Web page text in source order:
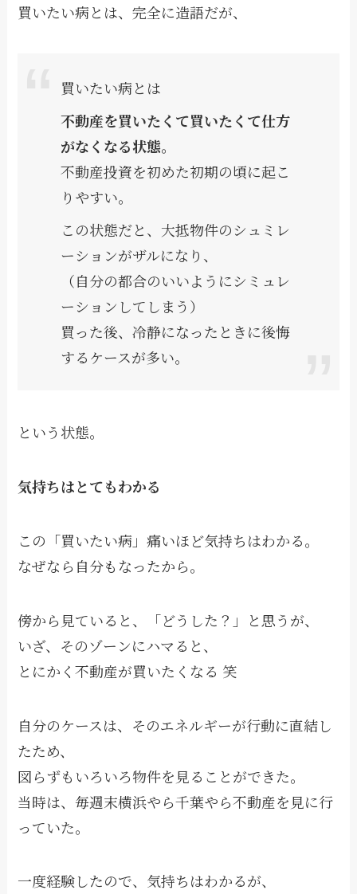
買いたい病とは、完全に造語だが、
買いたい病とは
不動産を買いたくて買いたくて仕方
がなくなる状態。
不動産投資を初めた初期の頃に起こ
りやすい。
この状態だと、大抵物件のシュミレ
ーションがザルになり、
（自分の都合のいいようにシミュレ
ーションしてしまう）
買った後、冷静になったときに後悔
するケースが多い。
という状態。
気持ちはとてもわかる
この「買いたい病」痛いほど気持ちはわかる。
なぜなら自分もなったから。
傍から見ていると、「どうした？」と思うが、
いざ、そのゾーンにハマると、
とにかく不動産が買いたくなる 笑
自分のケースは、そのエネルギーが行動に直結し
たため、
図らずもいろいろ物件を見ることができた。
当時は、毎週末横浜やら千葉やら不動産を見に行
っていた。
一度経験したので、気持ちはわかるが、